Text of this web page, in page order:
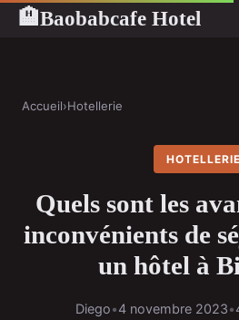
🏨Baobabcafe Hotel
Accueil›Hotellerie
HOTELLERIE
Quels sont les
inconvénients de
un hôtel à
Diego•4 novembre 2023•